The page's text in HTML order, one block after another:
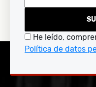
He leído,
Política de datos